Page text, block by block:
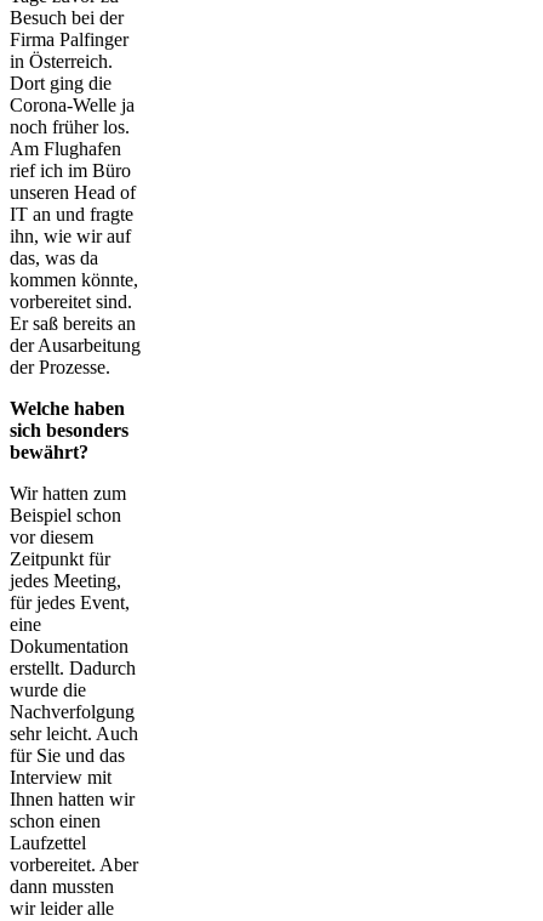
Besuch bei der
Firma Palfinger
in Österreich.
Dort ging die
Corona-Welle ja
noch früher los.
Am Flughafen
rief ich im Büro
unseren Head of
IT an und fragte
ihn, wie wir auf
das, was da
kommen könnte,
vorbereitet sind.
Er saß bereits an
der Ausarbeitung
der Prozesse.
Welche haben
sich besonders
bewährt?
Wir hatten zum
Beispiel schon
vor diesem
Zeitpunkt für
jedes Meeting,
für jedes Event,
eine
Dokumentation
erstellt. Dadurch
wurde die
Nachverfolgung
sehr leicht. Auch
für Sie und das
Interview mit
Ihnen hatten wir
schon einen
Laufzettel
vorbereitet. Aber
dann mussten
wir leider alle